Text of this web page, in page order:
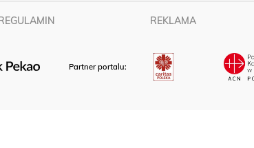
REKLAMA
Partner portalu: